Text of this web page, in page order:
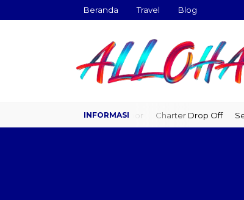
Beranda Travel Blog
Travel Door to Door Charter Drop Off Sewa Hiace